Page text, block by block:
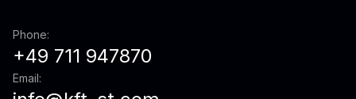
Phone:
+49 711 947870
Email: